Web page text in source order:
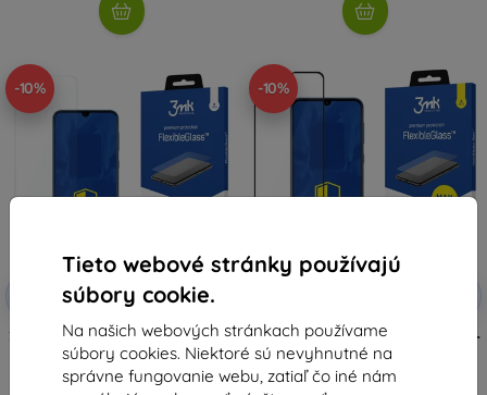
Tieto webové stránky používajú
súbory cookie.
Na našich webových stránkach používame
súbory cookies. Niektoré sú nevyhnutné na
správne fungovanie webu, zatiaľ čo iné nám
-10%
Zľava s
kupónom
EXTRA10
3MK FlexibleGlass Samsung A405
A40 Hybrid Glass
(5903108060448)
8,91 €
-10%
3MK Samsung Galaxy A40 Black -
3mk FlexibleGlass Max
10,90 €